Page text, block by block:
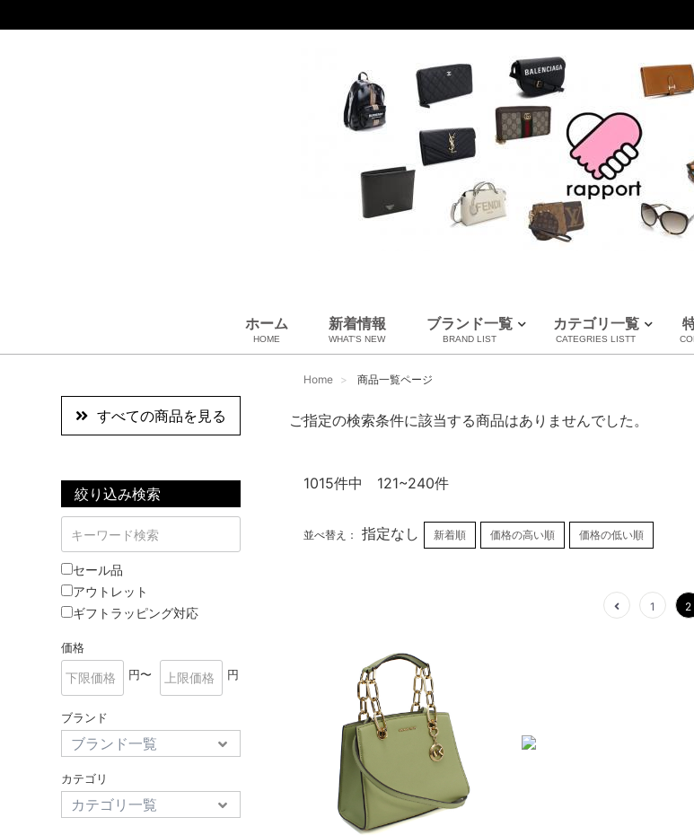
ホーム
HOME
新着情報
WHAT'S NEW
ブランド一覧
BRAND LIST
ルイヴィトン
シャネル
エルメス
全てのブランドを見る
カテゴリ一覧
CATEGRIES LISTT
バッグ＆ポーチ
アロマ＆フレグランス
雑貨・その他
USED Hermès
USED CHANEL
USED otherHome 商品一覧ページ
すべての商品を見る
絞り込み検索
セール品
アウトレット
ギフトラッピング対応
価格
円〜
円
ブランド
カテゴリ
ご指定の検索条件に該当する商品はありませんでした。
1015件中 121~240件
並べ替え： 指定なし 新着順 価格の高い順 価格の低い順
1 2